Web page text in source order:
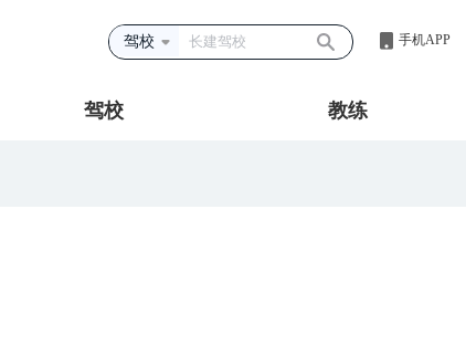
驾校 手机APP
驾校 教练